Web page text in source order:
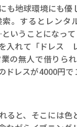
も地球環境にも
。するとレンタ
いうことになっ
入れて「ドレス
の無人で借りら
ドレスが4000円
ると、そこには色